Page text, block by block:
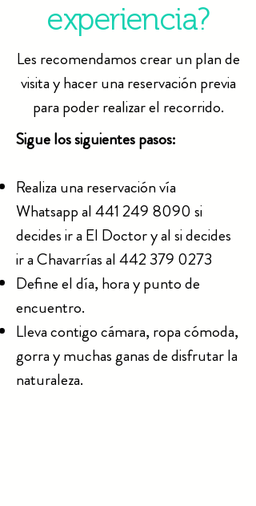
experiencia?
Les recomendamos crear un plan de
visita y hacer una reservación previa
para poder realizar el recorrido.
Sigue los siguientes pasos:
Realiza una reservaciónvía
Whatsapp al441 249 8090 si
decides ir a El Doctor y al si decides
ir a Chavarrías al442 379 0273
Define el día, hora y punto de
encuentro.
Lleva contigo cámara, ropa cómoda,
gorra y muchas ganas de disfrutar la
naturaleza.